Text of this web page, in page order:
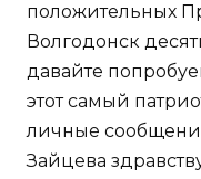
положительных
Волгодонск
давайте
этот самый
личные
Зайцева